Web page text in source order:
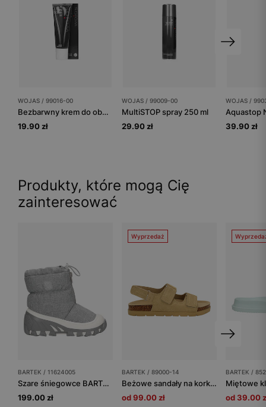
WOJAS / 99016-00
Bezbarwny krem do obuwia
19.90 zł
WOJAS / 99009-00
MultiSTOP spray 250 ml
29.90 zł
WOJAS /
Aquastop
39.90 zł
Produkty, które mogą Cię
zainteresować
BARTEK / 11624005
Szare śniegowce BARTEK z zapięciem na zamek 11624005
199.00 zł
Wyprzedaż
BARTEK / 89000-14
Beżowe sandały na korkowej podeszwie BARTEK 89000-14
od 99.00 zł
BARTEK /
od 39.00